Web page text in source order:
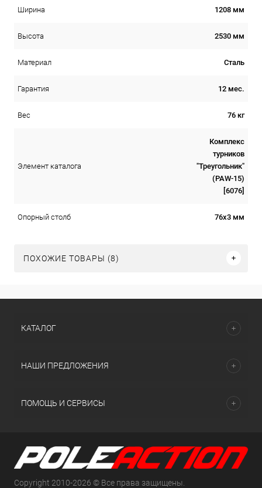
Ширина 1208 мм
Высота 2530 мм
Материал Сталь
Гарантия 12 мес.
Вес 76 кг
Элемент каталога
Комплекс
турников
"Треугольник"
(PAW-15)
[6076]
Опорный столб 76х3 мм
ПОХОЖИЕ ТОВАРЫ (8)
КАТАЛОГ
НАШИ ПРЕДЛОЖЕНИЯ
ПОМОЩЬ И СЕРВИСЫ
Copyright 2010-2026 © Все права защищены.